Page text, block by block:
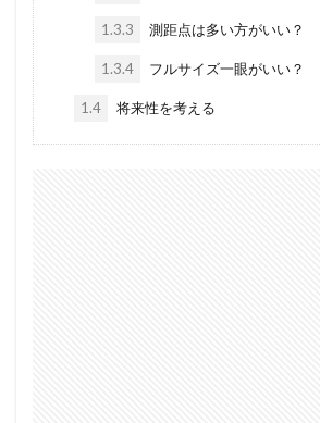
1.3.3 測距点は多い方がいい？
1.3.4 フルサイズ一眼がいい？
1.4 将来性を考える